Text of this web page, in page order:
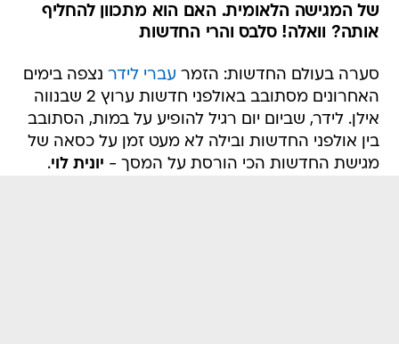
של המגישה הלאומית. האם הוא מתכוון להחליף
אותה? וואלה! סלבס והרי החדשות
סערה בעולם החדשות: הזמר עברי לידר נצפה בימים
האחרונים מסתובב באולפני חדשות ערוץ 2 שבנווה
אילן. לידר, שביום יום רגיל להופיע על במות, הסתובב
בין אולפני החדשות ובילה לא מעט זמן על כסאה של
מגישת החדשות הכי הורסת על המסך - יונית לוי.